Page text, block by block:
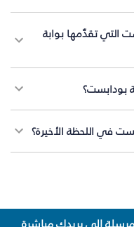
التي تقدّمها بوابة
بودابست؟
في اللحظة الأخيرة؟
إلى بريدك مباشرة